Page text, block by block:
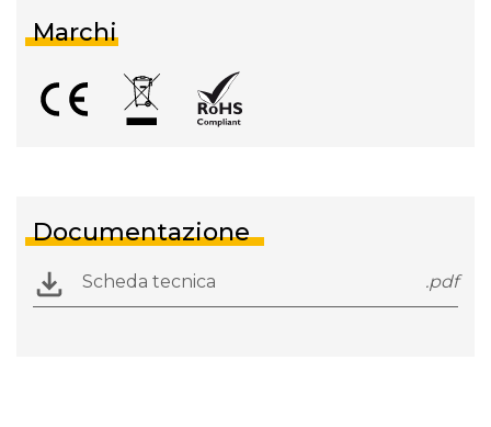
Marchi
Documentazione
Scheda tecnica .pdf